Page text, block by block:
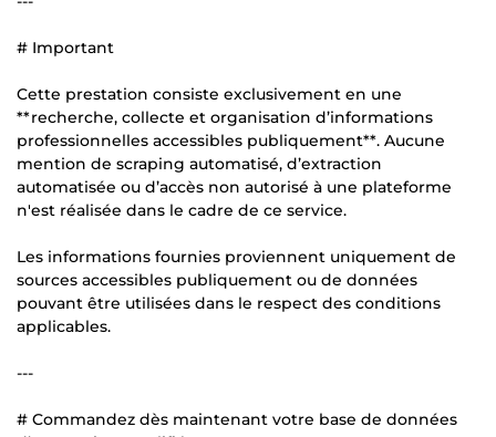
# Important
Cette prestation consiste exclusivement en une
**recherche, collecte et organisation d’informations
professionnelles accessibles publiquement**. Aucune
mention de scraping automatisé, d’extraction
automatisée ou d’accès non autorisé à une plateforme
n'est réalisée dans le cadre de ce service.
Les informations fournies proviennent uniquement de
sources accessibles publiquement ou de données
pouvant être utilisées dans le respect des conditions
applicables.
---
# Commandez dès maintenant votre base de données